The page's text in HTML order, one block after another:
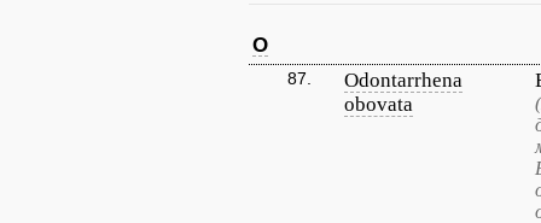
O
87.
Odontarrhena
obovata